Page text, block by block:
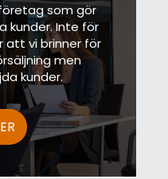
som gör
kunder. Inte för
vi brinner för
men
kunder.